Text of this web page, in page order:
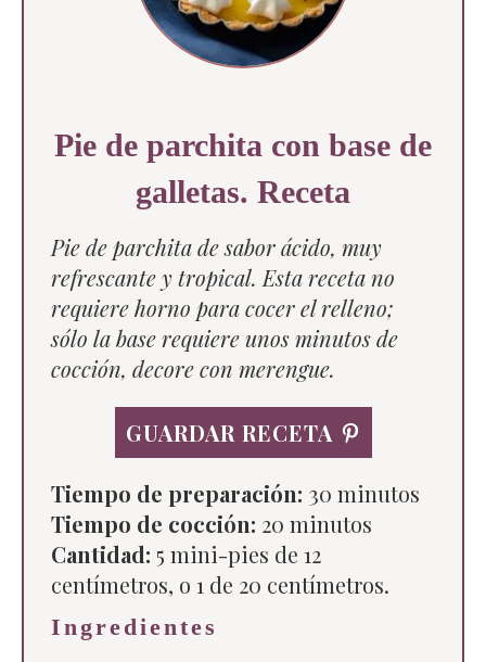
Pie de parchita con base de
galletas. Receta
Pie de parchita de sabor ácido, muy
refrescante y tropical. Esta receta no
requiere horno para cocer el relleno;
sólo la base requiere unos minutos de
cocción, decore con merengue.
GUARDAR RECETA
Tiempo de preparación: 30 minutos
Tiempo de cocción: 20 minutos
Cantidad: 5 mini-pies de 12
centímetros, o 1 de 20 centímetros.
Ingredientes